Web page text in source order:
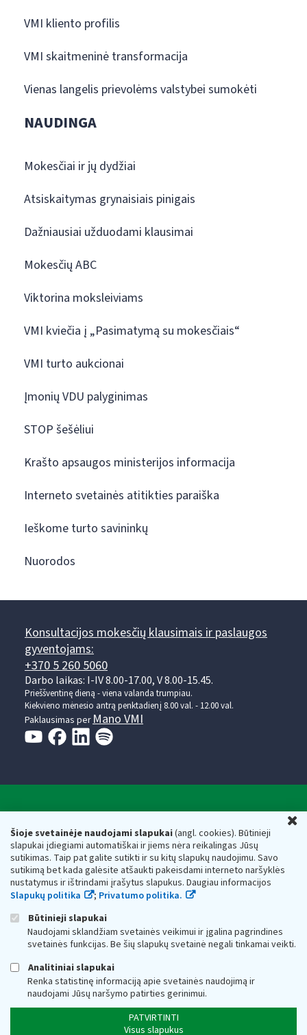
Šioje svetainėje naudojami slapukai(angl. cookies). Būtinieji
slapukai įdiegiami automatiškai ir jiems nėra reikalingas Jūsų
sutikimas. Taip pat galite sutikti ir su kitų slapukų naudojimu. Savo
sutikimą bet kada galėsite atšaukti pakeisdami interneto naršyklės
nustatymus ir ištrindami įrašytus slapukus. Daugiau informacijos
Slapukų politika
; Privatumo politika.
Būtinieji slapukai
Naudojami sklandžiam svetainės veikimui ir įgalina pagrindines
svetainės funkcijas. Be šių slapukų svetainė negali tinkamai veikti.
Analitiniai slapukai
Renka statistinę informaciją apie svetainės naudojimą ir
naudojami Jūsų naršymo patirties gerinimui.
PATVIRTINTI
Visus slapukus
VMI kliento profilis
VMI skaitmeninė transformacija
Vienas langelis prievolėms valstybei sumokėti
NAUDINGA
Mokesčiai ir jų dydžiai
Atsiskaitymas grynaisiais pinigais
Dažniausiai užduodami klausimai
Mokesčių ABC
Viktorina moksleiviams
VMI kviečia į „Pasimatymą su mokesčiais“
VMI turto aukcionai
Įmonių VDU palyginimas
STOP šešėliui
Krašto apsaugos ministerijos informacija
Interneto svetainės atitikties paraiška
Ieškome turto savininkų
Nuorodos
Konsultacijos mokesčių klausimais ir paslaugos
gyventojams:
+370 5 260 5060
Darbo laikas: I-IV 8.00-17.00, V 8.00-15.45.
Prieššventinę dieną - viena valanda trumpiau.
Kiekvieno mėnesio antrą penktadienį 8.00 val. - 12.00 val.
Paklausimas per Mano VMI
Respublikos finansų ministerijos
Biudžetinė įstaiga. Juridinio asmens kodas — 188659752,
adresas: Vasario 16-osios g. 14, 01107 Vilnius, Lietuva, el.paštas:
vmi@vmi.lt, E. pristatymo dėžutės adresas 188659752
Duomenys apie Valstybinę mokesčių inspekciją prie Lietuvos
Respublikos finansų ministerijos kaupiami ir saugomi Juridinių